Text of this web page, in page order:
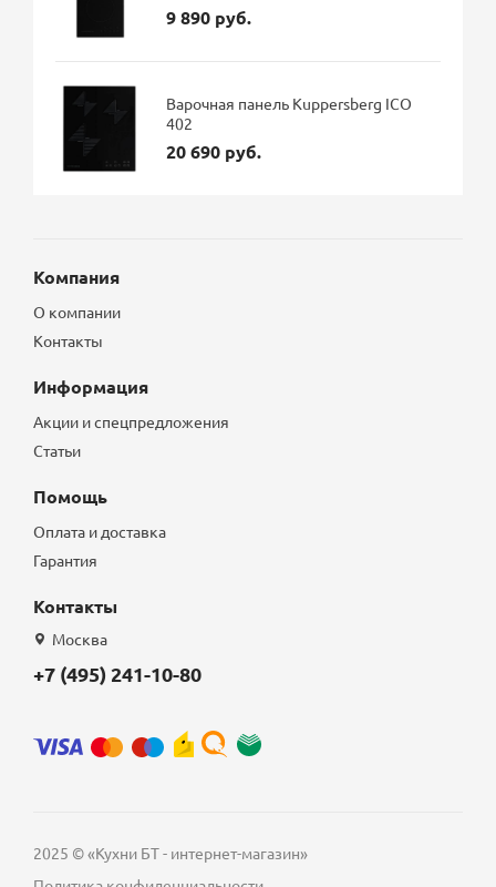
9 890 руб.
Варочная панель Kuppersberg ICO
402
20 690 руб.
Компания
О компании
Контакты
Информация
Акции и спецпредложения
Статьи
Помощь
Оплата и доставка
Гарантия
Контакты
Москва
+7 (495) 241-10-80
2025 © «Кухни БТ - интернет-магазин»